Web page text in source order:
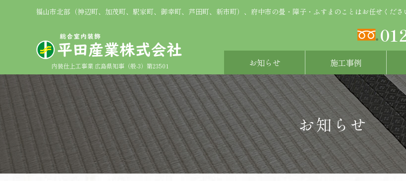
福山市北部（神辺町、加茂町、駅家町、御幸町、芦田町、新市町）、府中市の畳・障子・ふすまのことはお任せくださ
内装仕上工事業 広島県知事（般-3）第23501 お知らせ 施工事例
お知らせ